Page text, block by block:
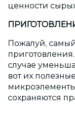
ценности
Пожалуй,
случае
вот их
сохраняются